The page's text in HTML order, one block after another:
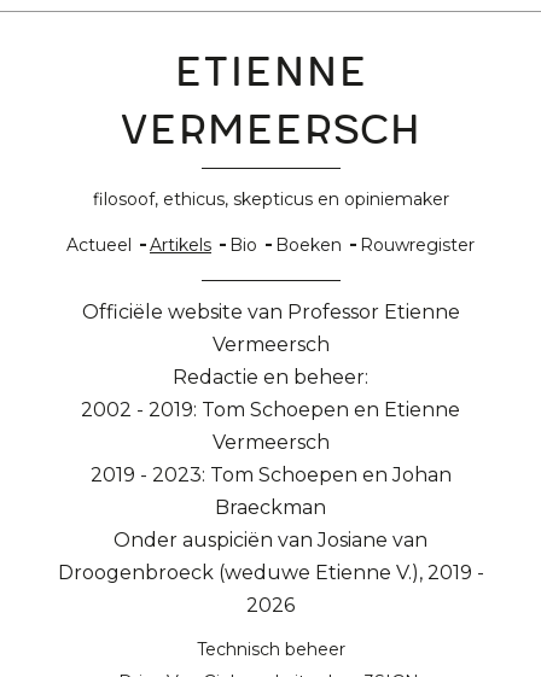
Etienne
Vermeersch
filosoof, ethicus, skepticus en opiniemaker
Hoofdnavigatie
Actueel Artikels Bio Boeken Rouwregister
Officiële website van Professor Etienne
Vermeersch
Redactie en beheer:
2002 - 2019: Tom Schoepen en Etienne
Vermeersch
2019 - 2023: Tom Schoepen en Johan
Braeckman
Onder auspiciën van Josiane van
Droogenbroeck (weduwe Etienne V.), 2019 -
2026
Technisch beheer